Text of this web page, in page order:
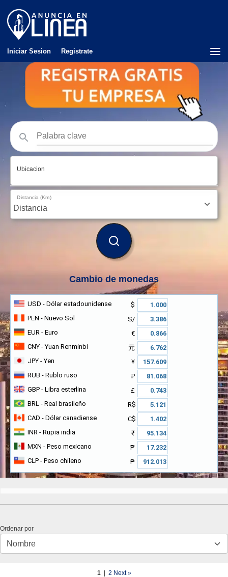
Iniciar Sesion Registrate
Ubicacion
Distancia (Km)
BUSCAR
Cambio de monedas
USD - Dólar estadounidense
$
PEN - Nuevo Sol
S/
EUR - Euro
€
CNY - Yuan Renminbi
元
JPY - Yen
¥
RUB - Rublo ruso
₽
GBP - Libra esterlina
£
BRL - Real brasileño
R$
CAD - Dólar canadiense
C$
INR - Rupia india
₹
MXN - Peso mexicano
₱
CLP - Peso chileno ₱
Ordenar por
1 | 2 Next »